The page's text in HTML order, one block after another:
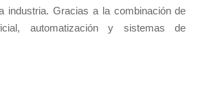
industria. Gracias a la combinación de
automatización y sistemas de